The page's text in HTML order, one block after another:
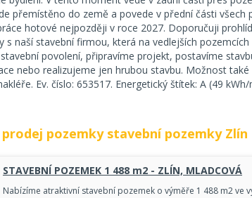
přemístěno do země a povede v přední části všech
hotové nejpozději v roce 2027. Doporučuji
s naší stavební firmou, která na vedlejších
povolení, připravíme projekt, postavíme
nebo realizujeme jen hrubou stavbu. Možnost
Ev. číslo: 653517. Energetický štítek: A (49
prodej pozemky stavební pozemky Zlín
STAVEBNÍ POZEMEK 1 488 m2 - ZLÍN, MLADCOVÁ
Nabízíme atraktivní stavební pozemek o výměře 1 488 m2 ve